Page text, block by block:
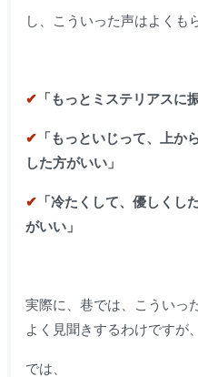
し、こういった声はよくも
✔︎ 「もっとミステリアスに
✔︎ 「もっといじって、上か
した方がいい」
✔︎ 「冷たくして、優しくし
がいい」
実際に、巷では、こういっ
よく見聞きするわけですが、
では、